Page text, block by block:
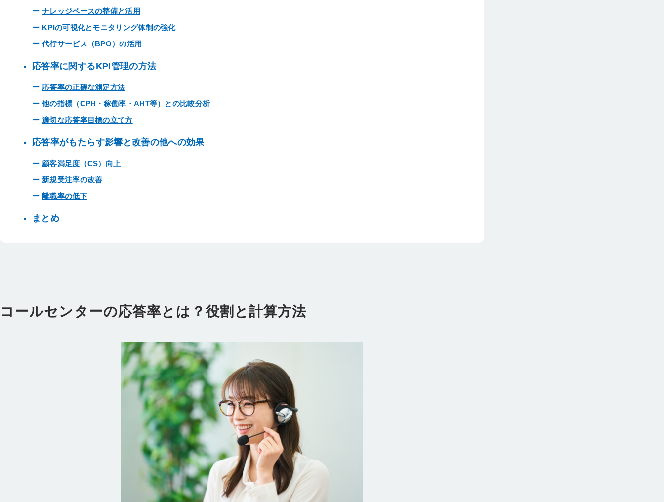
ナレッジベースの整備と活用
KPIの可視化とモニタリング体制の強化
代行サービス（BPO）の活用
応答率に関するKPI管理の方法
応答率の正確な測定方法
他の指標（CPH・稼働率・AHT等）との比較分析
適切な応答率目標の立て方
応答率がもたらす影響と改善の他への効果
顧客満足度（CS）向上
新規受注率の改善
離職率の低下
まとめ
コールセンターの応答率とは？役割と計算方法